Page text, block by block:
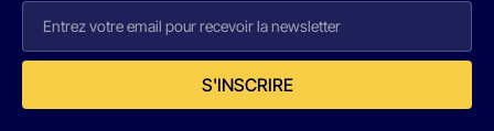
S'INSCRIRE